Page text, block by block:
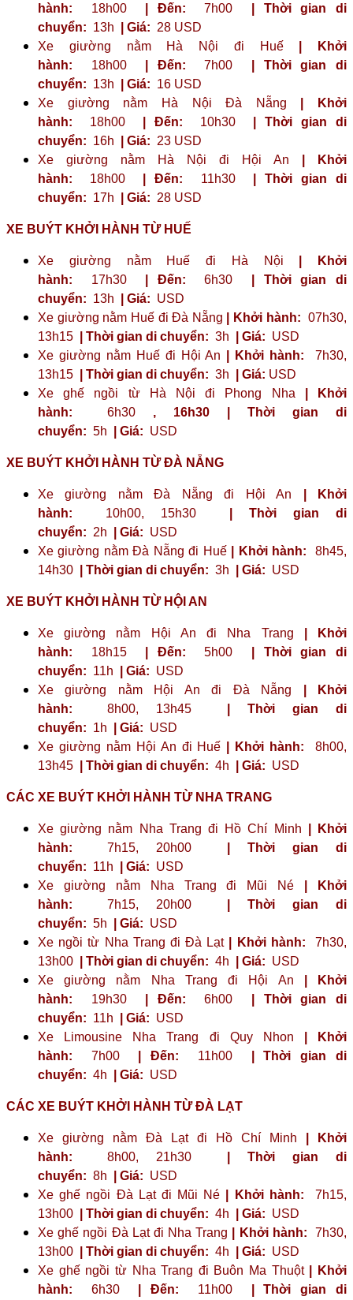
hành: 18h00 | Đến: 7h00
| Thời gian di
chuyển: 13h | Giá: 28 USD
Xe giường nằm Hà Nội đi Huế
| Khởi
hành: 18h00 | Đến: 7h00
| Thời gian di
chuyển: 13h | Giá: 16 USD
Xe giường nằm Hà Nội Đà Nẵng
| Khởi
hành: 18h00 | Đến: 10h30
| Thời gian di
chuyển: 16h | Giá: 23 ​​USD
Xe giường nằm Hà Nội đi Hội An
| Khởi
hành: 18h00 | Đến: 11h30
| Thời gian di
chuyển: 17h | Giá: 28 USD
XE BUÝT KHỞI HÀNH TỪ HUẾ
Xe giường nằm Huế đi Hà Nội
| Khởi
hành: 17h30 | Đến: 6h30
| Thời gian di
chuyển: 13h | Giá: USD
Xe giường nằm Huế đi Đà Nẵng
| Khởi hành: 07h30,
13h15
| Thời gian di chuyển: 3h | Giá: USD
Xe giường nằm Huế đi Hội An
| Khởi hành: 7h30,
13h15
| Thời gian di chuyển: 3h | Giá: USD
Xe ghế ngồi từ Hà Nội đi Phong Nha
| Khởi
hành: 6h30 , 16h30
| Thời gian di
chuyển: 5h | Giá: USD
XE BUÝT KHỞI HÀNH TỪ ĐÀ NẴNG
Xe giường nằm Đà Nẵng đi Hội An
| Khởi
hành: 10h00, 15h30
| Thời gian di
chuyển: 2h | Giá: USD
Xe giường nằm Đà Nẵng đi Huế
| Khởi hành: 8h45,
14h30
| Thời gian di chuyển: 3h | Giá: USD
XE BUÝT KHỞI HÀNH TỪ HỘI AN
Xe giường nằm Hội An đi Nha Trang
| Khởi
hành: 18h15 | Đến: 5h00
| Thời gian di
chuyển: 11h | Giá: USD
Xe giường nằm Hội An đi Đà Nẵng
| Khởi
hành: 8h00, 13h45
| Thời gian di
chuyển: 1h | Giá: USD
Xe giường nằm Hội An đi Huế
| Khởi hành: 8h00,
13h45
| Thời gian di chuyển: 4h | Giá: USD
CÁC XE BUÝT KHỞI HÀNH TỪ NHA TRANG
Xe giường nằm Nha Trang đi Hồ Chí Minh
| Khởi
hành: 7h15, 20h00
| Thời gian di
chuyển: 11h | Giá: USD
Xe giường nằm Nha Trang đi Mũi Né
| Khởi
hành: 7h15, 20h00
| Thời gian di
chuyển: 5h | Giá: USD
Xe ngồi từ Nha Trang đi Đà Lạt
| Khởi hành: 7h30,
13h00
| Thời gian di chuyển: 4h | Giá: USD
Xe giường nằm Nha Trang đi Hội An
| Khởi
hành: 19h30 | Đến: 6h00
| Thời gian di
chuyển: 11h | Giá: USD
Xe Limousine Nha Trang đi Quy Nhon
| Khởi
hành: 7h00 | Đến: 11h00
| Thời gian di
chuyển: 4h | Giá: USD
CÁC XE BUÝT KHỞI HÀNH TỪ ĐÀ LẠT
Xe giường nằm Đà Lạt đi Hồ Chí Minh
| Khởi
hành: 8h00, 21h30
| Thời gian di
chuyển: 8h | Giá: USD
Xe ghế ngồi Đà Lạt đi Mũi Né
| Khởi hành: 7h15,
13h00
| Thời gian di chuyển: 4h | Giá: USD
Xe ghế ngồi Đà Lạt đi Nha Trang
| Khởi hành: 7h30,
13h00
| Thời gian di chuyển: 4h | Giá: USD
Xe ghế ngồi từ Nha Trang đi Buôn Ma Thuột
| Khởi
hành: 6h30 | Đến: 11h00
| Thời gian di